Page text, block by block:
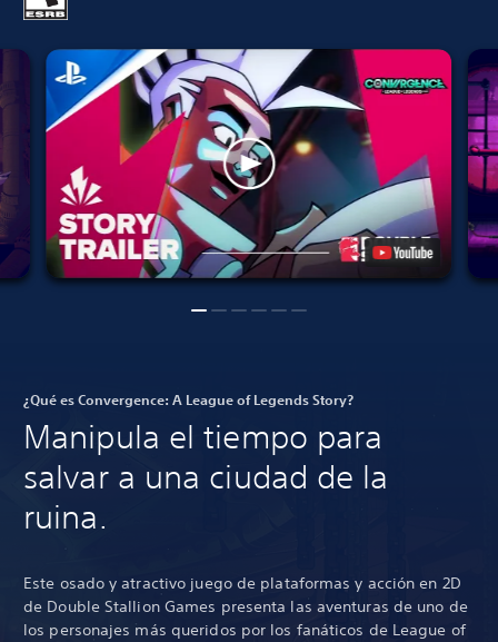
¿Qué es Convergence: A League of Legends Story?
Manipula el tiempo para
salvar a una ciudad de la
ruina.
Este osado y atractivo juego de plataformas y acción en 2D
de Double Stallion Games presenta las aventuras de uno de
los personajes más queridos por los fanáticos de League of